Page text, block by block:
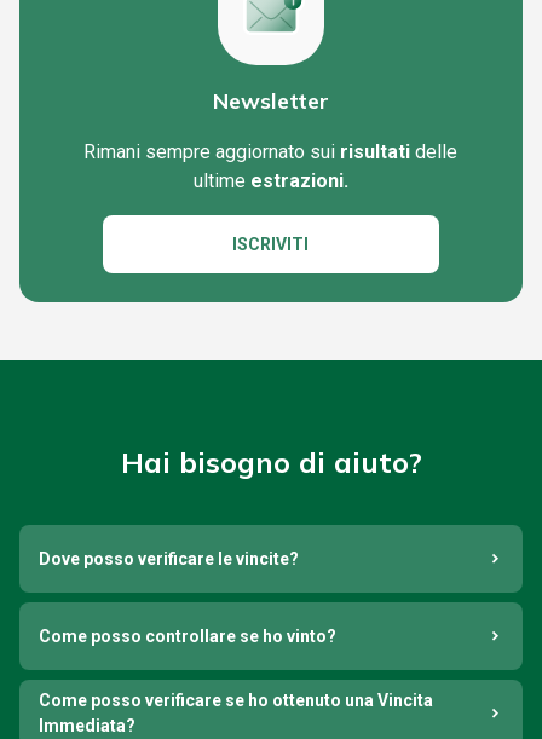
Newsletter
Rimani sempre aggiornato sui risultati delle
ultime estrazioni.
ISCRIVITI
Hai bisogno di aiuto?
Dove posso verificare le vincite?
Come posso controllare se ho vinto?
Come posso verificare se ho ottenuto una Vincita
Immediata?